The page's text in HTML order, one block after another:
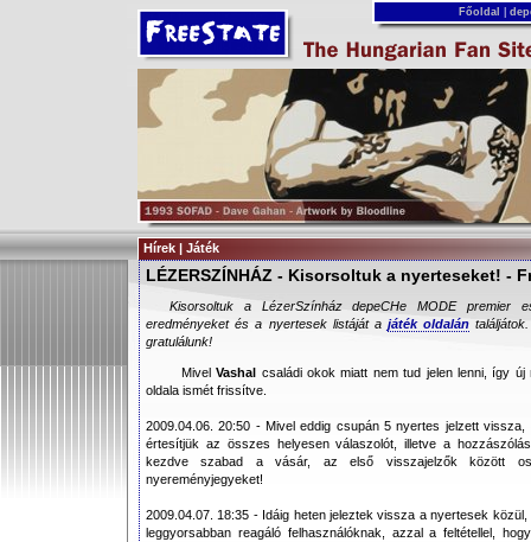
Főoldal
Hírek | Játék
LÉZERSZÍNHÁZ - Kisorsoltuk a nyerteseket! -
Kisorsoltuk a LézerSzínház depeCHe MODE premier
eredményeket és a nyertesek listáját a játék oldalán
gratulálunk!
MivelVashal családi okok miatt nem tud jelen lenni, így új
oldala ismét frissítve.
2009.04.06. 20:50 - Mivel eddig csupán 5 nyertes jelzett
értesítjük az összes helyesen válaszolót, illetve a
kezdve szabad a vásár, az első visszajelzők között
nyereményjegyeket!
2009.04.07. 18:35 - Idáig heten jeleztek vissza a nyertesek
leggyorsabban reagáló felhasználóknak, azzal a feltétellel,